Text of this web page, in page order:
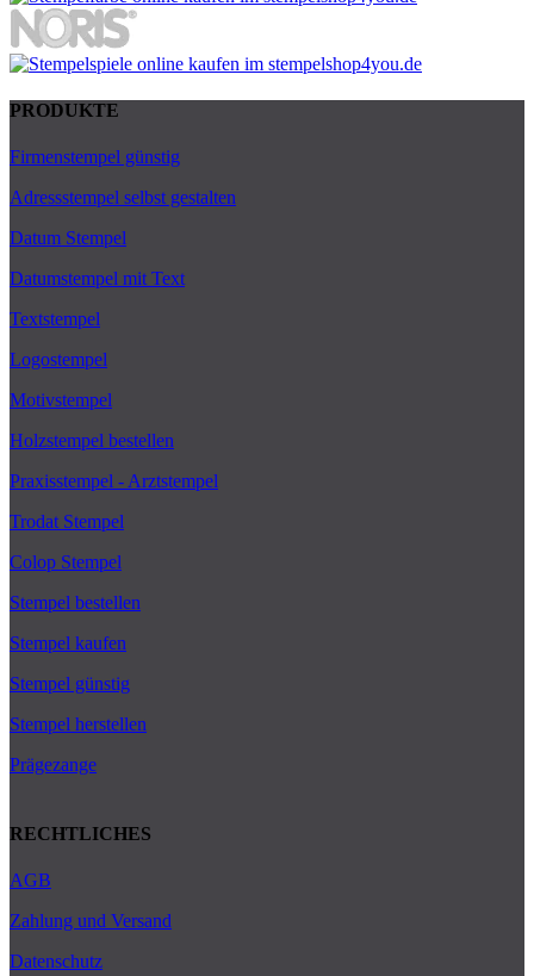
PRODUKTE
Firmenstempel günstig
Adressstempel selbst gestalten
Datum Stempel
Datumstempel mit Text
Textstempel
Logostempel
Motivstempel
Holzstempel bestellen
Praxisstempel - Arztstempel
Trodat Stempel
Colop Stempel
Stempel bestellen
Stempel kaufen
Stempel günstig
Stempel herstellen
Prägezange
RECHTLICHES
AGB
Zahlung und Versand
Datenschutz